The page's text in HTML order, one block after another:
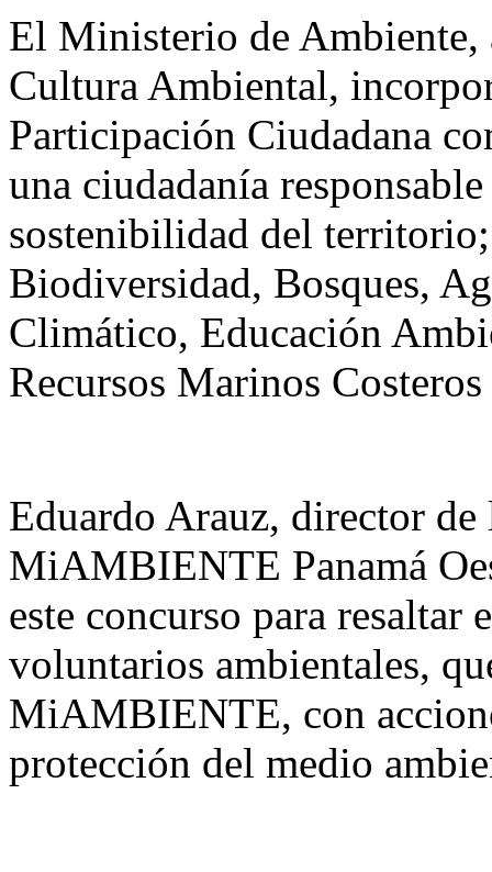
El Ministerio de Ambiente,
Cultura Ambiental,
Participación Ciudadana
una ciudadanía
sostenibilidad del
Biodiversidad, Bosques,
Climático, Educación
Recursos Marinos
Eduardo Arauz, director
MiAMBIENTE Panamá
este concurso para resaltar
voluntarios ambientales,
MiAMBIENTE, con
protección del medio